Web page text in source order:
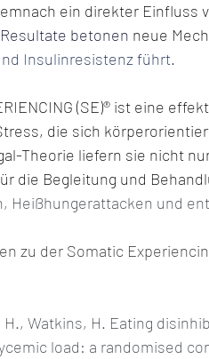
ein direkter
Resultate betonen neue
Insulinresistenz führt.
(SE)®️ ist eine
die sich
Theorie liefern sie nicht
die Begleitung und
Heißhungerattacken und
zu der Somatic
H., Watkins, H. Eating
load: a randomised